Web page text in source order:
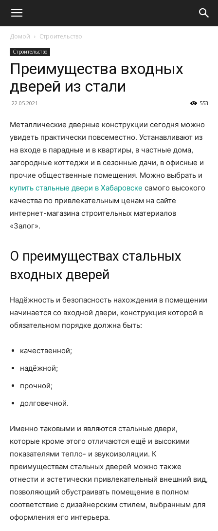
Домой Строительство
Строительство
Преимущества входных
дверей из стали
22.05.2021 553
Металлические дверные конструкции сегодня можно
увидеть практически повсеместно. Устанавливают из
на входе в парадные и в квартиры, в частные дома,
загородные коттеджи и в сезонные дачи, в офисные и
прочие общественные помещения. Можно выбрать и
купить стальные двери в Хабаровске самого высокого
качества по привлекательным ценам на сайте
интернет-магазина строительных материалов
«Залог».
О преимуществах стальных
входных дверей
Надёжность и безопасность нахождения в помещении
начинается со входной двери, конструкция которой в
обязательном порядке должна быть:
качественной;
надёжной;
прочной;
долговечной.
Именно таковыми и являются стальные двери,
которые кроме этого отличаются ещё и высокими
показателями тепло- и звукоизоляции. К
преимуществам стальных дверей можно также
отнести и эстетически привлекательный внешний вид,
позволяющий обустраивать помещение в полном
соответствие с дизайнерским стилем, выбранным для
оформления его интерьера.